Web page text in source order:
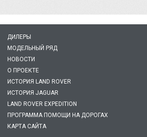
ДИЛЕРЫ
МОДЕЛЬНЫЙ РЯД
НОВОСТИ
О ПРОЕКТЕ
ИСТОРИЯ LAND ROVER
ИСТОРИЯ JAGUAR
LAND ROVER EXPEDITION
ПРОГРАММА ПОМОЩИ НА ДОРОГАХ
КАРТА САЙТА